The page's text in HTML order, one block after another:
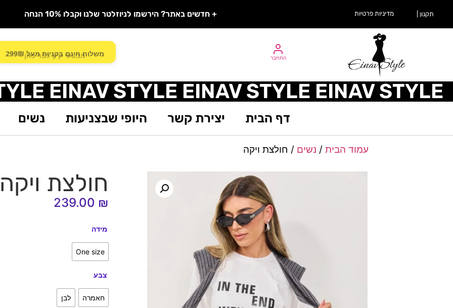
תקנון | מדיניות פרטיות + חדשים באתר? הירשמו לניוזלטר שלנו וקבלו 10% הנחה
התחבר
משלוח חינם בקניות מעל 299₪
EINAV STYLE EINAV STYLE EINAV STYLE
דף הבית יצירת קשר היופי שבצניעות נשים
עמוד הבית / נשים / חולצת ויקה
חולצת ויקה
239.00 ₪
מידה
One size
צבע
חאמרה לבן